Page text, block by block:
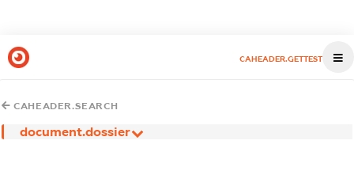
CAHEADER.GETTEST
CAHEADER.SEARCH
document.dossier